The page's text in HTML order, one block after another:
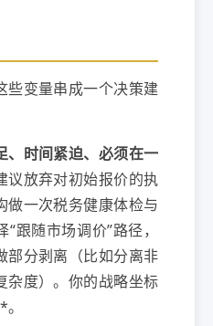
些变量串成一个决策建
、时间紧迫、必须在一
议放弃对初始报价的执
做一次税务健康体检与
跟随市场调价”路径，
部分剥离（比如分离非
杂度）。你的战略坐标